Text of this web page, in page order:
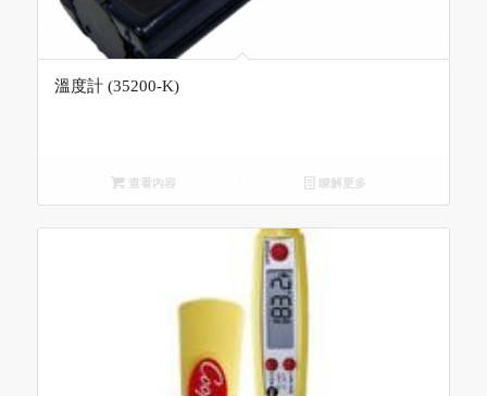
溫度計 (35200-K)
查看內容 瞭解更多